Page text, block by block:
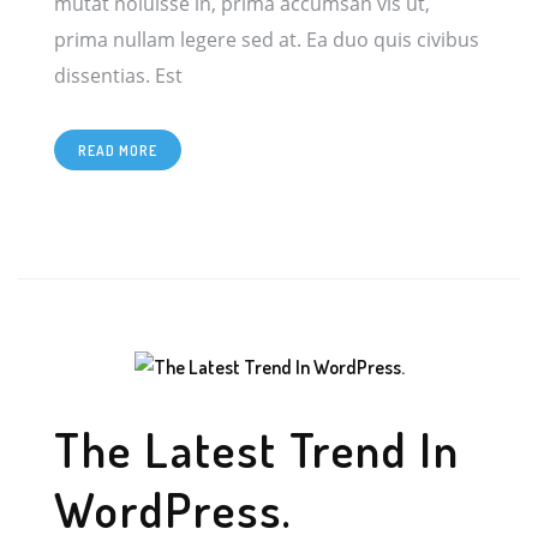
prima nullam legere sed at. Ea duo quis civibus
dissentias. Est[…]
READ MORE
The Latest Trend In
WordPress.